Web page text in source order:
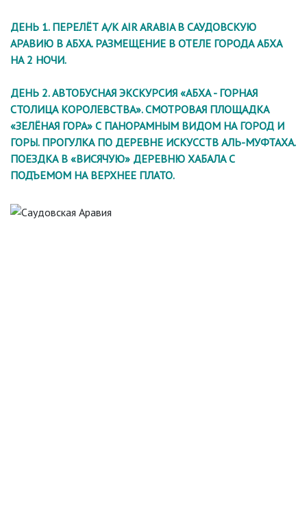
ДЕНЬ 1. ПЕРЕЛЁТ А/К AIR ARABIA В CАУДОВСКУЮ
АРАВИЮ В АБХА. РАЗМЕЩЕНИЕ В ОТЕЛЕ ГОРОДА АБХА
НА 2 НОЧИ.
ДЕНЬ 2. АВТОБУСНАЯ ЭКСКУРСИЯ «АБХА - ГОРНАЯ
СТОЛИЦА КОРОЛЕВСТВА». СМОТРОВАЯ ПЛОЩАДКА
«ЗЕЛЁНАЯ ГОРА» С ПАНОРАМНЫМ ВИДОМ НА ГОРОД И
ГОРЫ. ПРОГУЛКА ПО ДЕРЕВНЕ ИСКУССТВ АЛЬ-МУФТАХА.
ПОЕЗДКА В «ВИСЯЧУЮ» ДЕРЕВНЮ ХАБАЛА С
ПОДЪЕМОМ НА ВЕРХНЕЕ ПЛАТО.